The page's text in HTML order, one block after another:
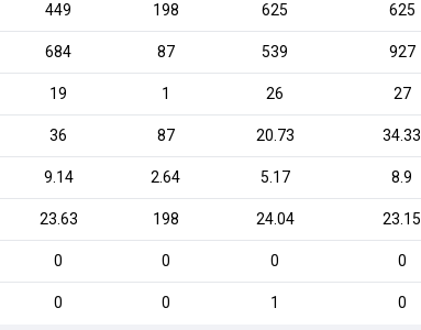
449 198 625 625
684 87 539 927
19 1 26 27
36 87 20.73 34.33
9.14 2.64 5.17 8.9
23.63 198 24.04 23.15
0 0 0 0
0 0 1 0